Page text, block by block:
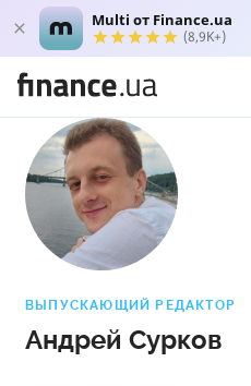
Multi от Finance.ua
(8,9K+)
ВЫПУСКАЮЩИЙ РЕДАКТОР
Андрей Сурков